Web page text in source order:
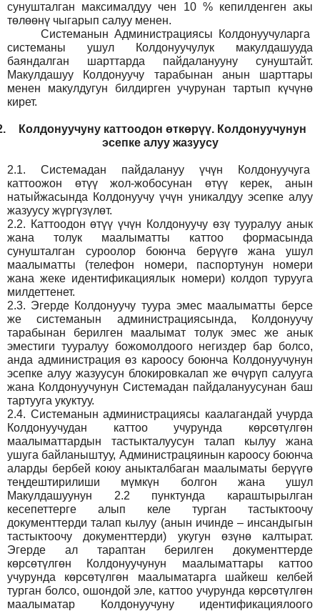
сунушталган максималдуу чен 10 % кепилденген акы
төлөөнү чыгарып салуу менен.
СистеманынАдминистрациясы Колдонуучуларга
системаны ушул Колдонуучулук макулдашууда
баяндалган шарттарда пайдаланууну сунуштайт.
Макулдашуу Колдонуучу тарабынан анын шарттары
менен макулдугун билдирген учурунан тартып күчүнө
кирет.
Колдонуучуну каттоодон өткөрүү. Колдонуучунун
эсепке алуу жазуусу
2.1.
Системадан пайдалануу үчүн Колдонуучуга
каттоожон өтүү жол-жобосунан өтүү керек, анын
натыйжасында Колдонуучу үчүн уникалдуу эсепке алуу
жазуусу жүргүзүлөт.
2.2. Каттоодон өтүү үчүн Колдонуучу өзү тууралуу анык
жана толук маалыматты каттоо формасында
сунушталган суроолор боюнча берүүгө жана ушул
маалыматты (телефон номери, паспортунун номери
жана жеке идентификациялык номери) колдоп турууга
милдеттенет.
2.3. Эгерде Колдонуучу туура эмес маалыматты берсе
же системанын администрациясында, Колдонуучу
тарабынан берилген маалымат толук эмес же анык
эместиги тууралуу божомолдоого негиздер бар болсо,
анда администрация өз кароосу боюнча Колдонуучунун
эсепке алуу жазуусун блокировкалап же өчүрүп салууга
жана Колдонуучунун Системадан пайдалануусунан баш
тартууга укуктуу.
2.4. Системанын администрациясы каалагандай учурда
Колдонуучудан каттоо учурунда көрсөтүлгөн
маалыматтардын тастыкталуусун талап кылуу жана
ушуга байланыштуу, Администрацяинын кароосу боюнча
аларды бербей коюу аныкталбаган маалыматы берүүгө
теңдештирилиши мүмкүн болгон жана ушул
Макулдашуунун 2.2 пунктунда караштырылган
кесепеттерге алып келе турган тастыктоочу
документтерди талап кылуу (анын ичинде – инсандыгын
тастыктоочу документтерди) укугун өзүнө калтырат.
Эгерде ал тараптан берилген документтерде
көрсөтүлгөн Колдонуучунун маалыматтары каттоо
учурунда көрсөтүлгөн маалыматарга шайкеш келбей
турган болсо, ошондой эле, каттоо учурунда көрсөтүлгөн
маалыматар Колдонуучуну идентификациялоого